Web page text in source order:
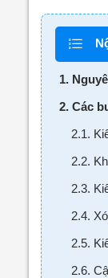
1.
2. Các
2.1.
2.2.
2.3.
2.4.
2.5.
2.6.